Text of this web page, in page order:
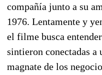
compañía junto a su
1976. Lentamente y
el filme busca
sintieron conectadas a
magnate de los